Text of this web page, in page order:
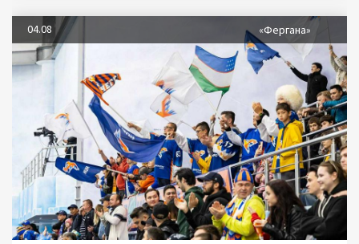
04.08 «Фергана»